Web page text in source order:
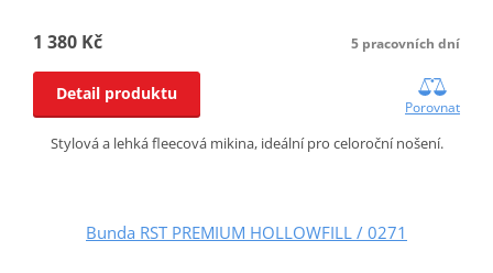
1 380 Kč 5 pracovních dní
Detail produktu
Porovnat
Stylová a lehká fleecová mikina, ideální pro celoroční nošení.
Bunda RST PREMIUM HOLLOWFILL / 0271